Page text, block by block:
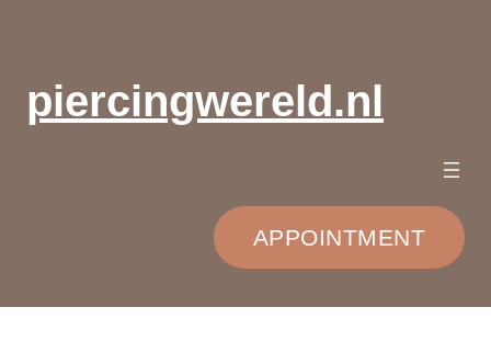
inhoudpiercingwereld.nl
APPOINTMENT